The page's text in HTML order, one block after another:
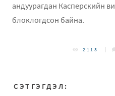
андуурагдан Касперскийн
блоклогдсон байна.
2113
СЭТГЭГДЭЛ: